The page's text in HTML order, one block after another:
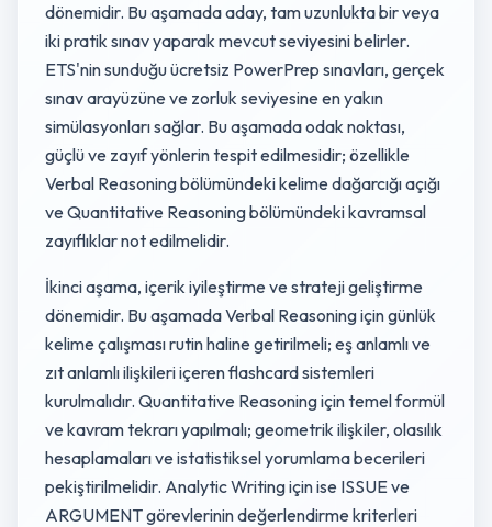
dönemidir. Bu aşamada aday, tam uzunlukta bir veya
iki pratik sınav yaparak mevcut seviyesini belirler.
ETS'nin sunduğu ücretsiz PowerPrep sınavları, gerçek
sınav arayüzüne ve zorluk seviyesine en yakın
simülasyonları sağlar. Bu aşamada odak noktası,
güçlü ve zayıf yönlerin tespit edilmesidir; özellikle
Verbal Reasoning bölümündeki kelime dağarcığı açığı
ve Quantitative Reasoning bölümündeki kavramsal
zayıflıklar not edilmelidir.
İkinci aşama, içerik iyileştirme ve strateji geliştirme
dönemidir. Bu aşamada Verbal Reasoning için günlük
kelime çalışması rutin haline getirilmeli; eş anlamlı ve
zıt anlamlı ilişkileri içeren flashcard sistemleri
kurulmalıdır. Quantitative Reasoning için temel formül
ve kavram tekrarı yapılmalı; geometrik ilişkiler, olasılık
hesaplamaları ve istatistiksel yorumlama becerileri
pekiştirilmelidir. Analytic Writing için ise ISSUE ve
ARGUMENT görevlerinin değerlendirme kriterleri